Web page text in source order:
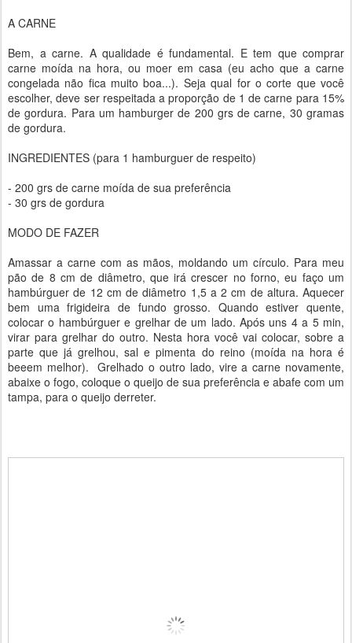
A CARNE
Bem, a carne. A qualidade é fundamental. E tem que comprar
carne moída na hora, ou moer em casa (eu acho que a carne
congelada não fica muito boa...). Seja qual for o corte que você
escolher, deve ser respeitada a proporção de 1 de carne para 15%
de gordura. Para um hamburger de 200 grs de carne, 30 gramas
de gordura.
INGREDIENTES (para 1 hamburguer de respeito)
- 200 grs de carne moída de sua preferência
- 30 grs de gordura
MODO DE FAZER
Amassar a carne com as mãos, moldando um círculo. Para meu
pão de 8 cm de diâmetro, que irá crescer no forno, eu faço um
hambúrguer de 12 cm de diâmetro 1,5 a 2 cm de altura. Aquecer
bem uma frigideira de fundo grosso. Quando estiver quente,
colocar o hambúrguer e grelhar de um lado. Após uns 4 a 5 min,
virar para grelhar do outro. Nesta hora você vai colocar, sobre a
parte que já grelhou, sal e pimenta do reino (moída na hora é
beeem melhor). Grelhado o outro lado, vire a carne novamente,
abaixe o fogo, coloque o queijo de sua preferência e abafe com um
tampa, para o queijo derreter.